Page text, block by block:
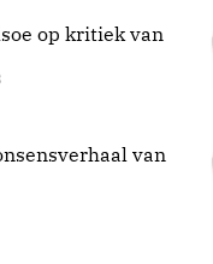
op kritiek van
van